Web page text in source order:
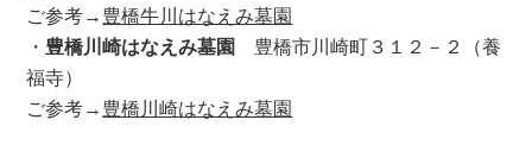
ご参考→ 豊橋牛川はなえみ墓園
・ 豊橋川崎はなえみ墓園 豊橋市川崎町３１２－２（養
福寺）
ご参考→ 豊橋川崎はなえみ墓園